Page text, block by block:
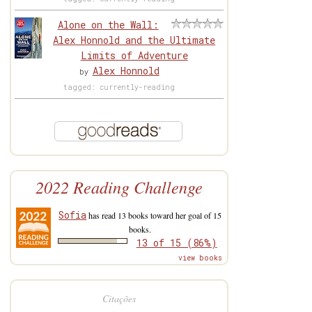
Alone on the Wall:
Alex Honnold and the Ultimate
Limits of Adventure
by Alex Honnold
tagged: currently-reading
2022 Reading Challenge
Sofiahas read 13 books toward her goal of 15
books.
13 of 15 (86%)
view books
Citações